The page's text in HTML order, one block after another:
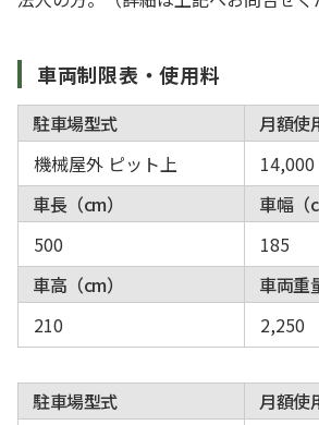
車両制限表・使用料
駐車場型式
月額使
機械屋外 ピット上
14,000
車長（cm）
車幅（
500
185
車高（cm）
車両重
210
2,250
駐車場型式
月額使